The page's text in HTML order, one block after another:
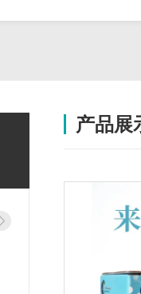
产品展